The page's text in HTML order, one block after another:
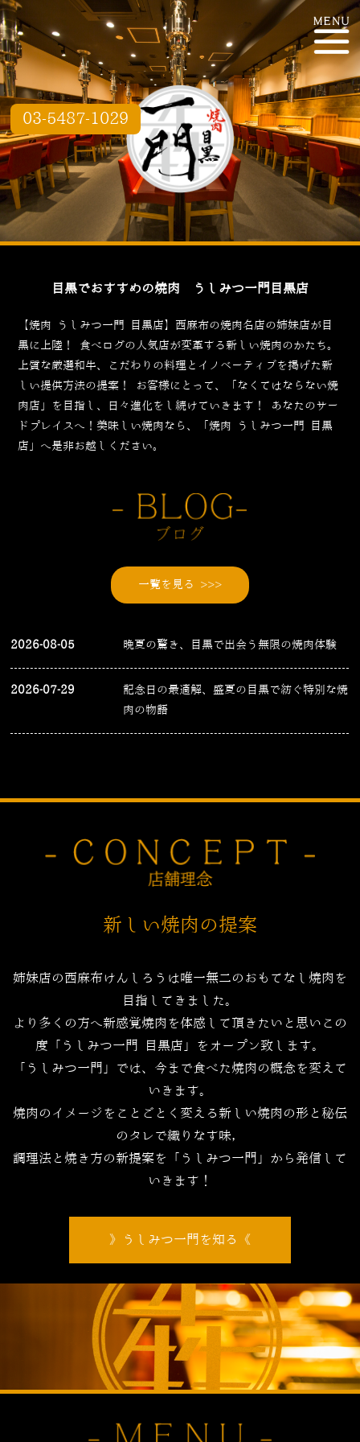
03-5487-1029
目黒でおすすめの焼肉 うしみつ一門目黒店
【焼肉 うしみつ一門 目黒店】西麻布の焼肉名店の姉妹店が目
黒に上陸！
食べログの人気店が変革する新しい焼肉のかたち。
上質な厳選和牛、こだわりの料理とイノベーティブを掲げた新
しい提供方法の提案！
お客様にとって、「なくてはならない焼
肉店」を目指し、日々進化をし続けていきます！
あなたのサー
ドプレイスへ！美味しい焼肉なら、「焼肉 うしみつ一門 目黒
店」へ是非お越しください。
一覧を見る >>>
2026-08-05 晩夏の驚き、目黒で出会う無限の焼肉体験
2026-07-29
記念日の最適解、盛夏の目黒で紡ぐ特別な焼
肉の物語
新しい焼肉の提案
姉妹店の西麻布けんしろうは唯一無二のおもてなし焼肉を
目指してきました。
より多くの方へ新感覚焼肉を体感して頂きたいと思いこの
度「うしみつ一門 目黒店」をオープン致します。
「うしみつ一門」では、今まで食べた焼肉の概念を変えて
いきます。
焼肉のイメージをことごとく変える新しい焼肉の形と秘伝
のタレで織りなす味，
調理法と焼き方の新提案を「うしみつ一門」から発信して
いきます！
うしみつ一門を知る